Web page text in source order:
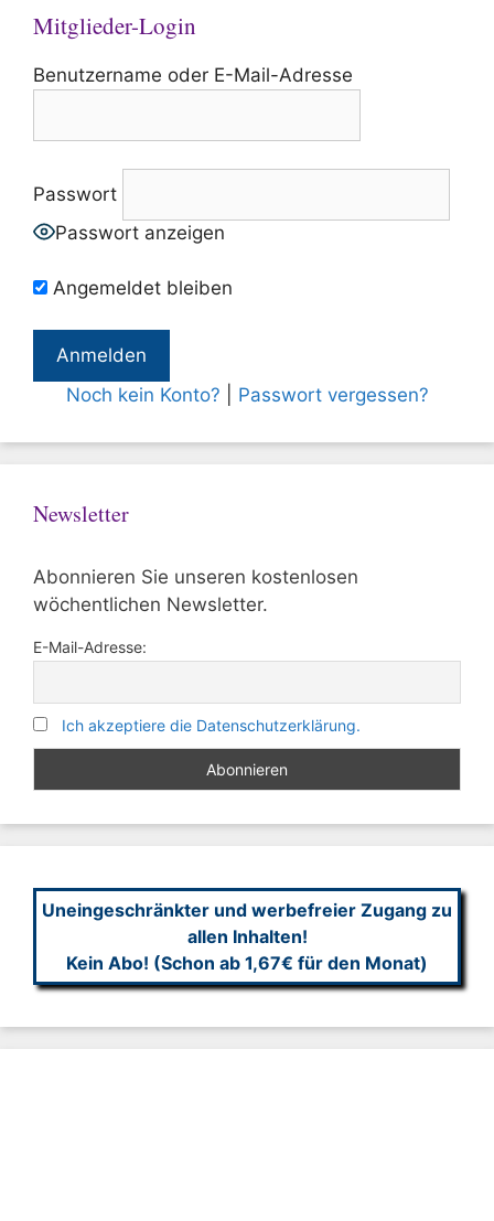
Mitglieder-Login
Benutzername oder E-Mail-Adresse
Passwort
Passwort anzeigen
Angemeldet bleiben
Noch kein Konto? Passwort vergessen?
Newsletter
Abonnieren Sie unseren kostenlosen
wöchentlichen Newsletter.
E-Mail-Adresse:
Ich akzeptiere die Datenschutzerklärung.
Uneingeschränkter und werbefreier Zugang zu
allen Inhalten!
Kein Abo! (Schon ab 1,67€ für den Monat)